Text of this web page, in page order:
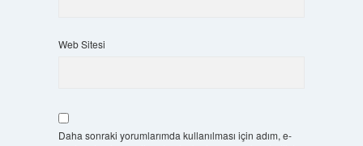
Web Sitesi
Daha sonraki yorumlarımda kullanılması için adım, e-